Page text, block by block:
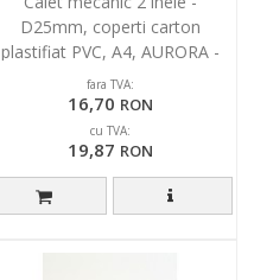
D25mm, coperti carton
plastifiat PVC, A4, AURORA -
albastru
fara TVA:
16,70 RON
cu TVA:
19,87 RON